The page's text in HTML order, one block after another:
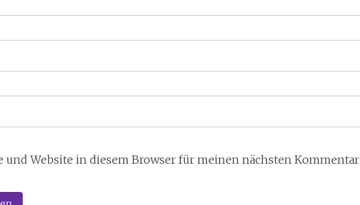
und Website in diesem Browser für meinen nächsten Kommentar